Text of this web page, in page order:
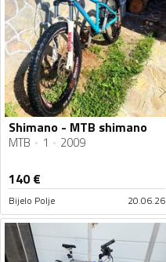
Shimano - MTB shimano
MTB 1 2009
140€
Bijelo Polje 20.06.26